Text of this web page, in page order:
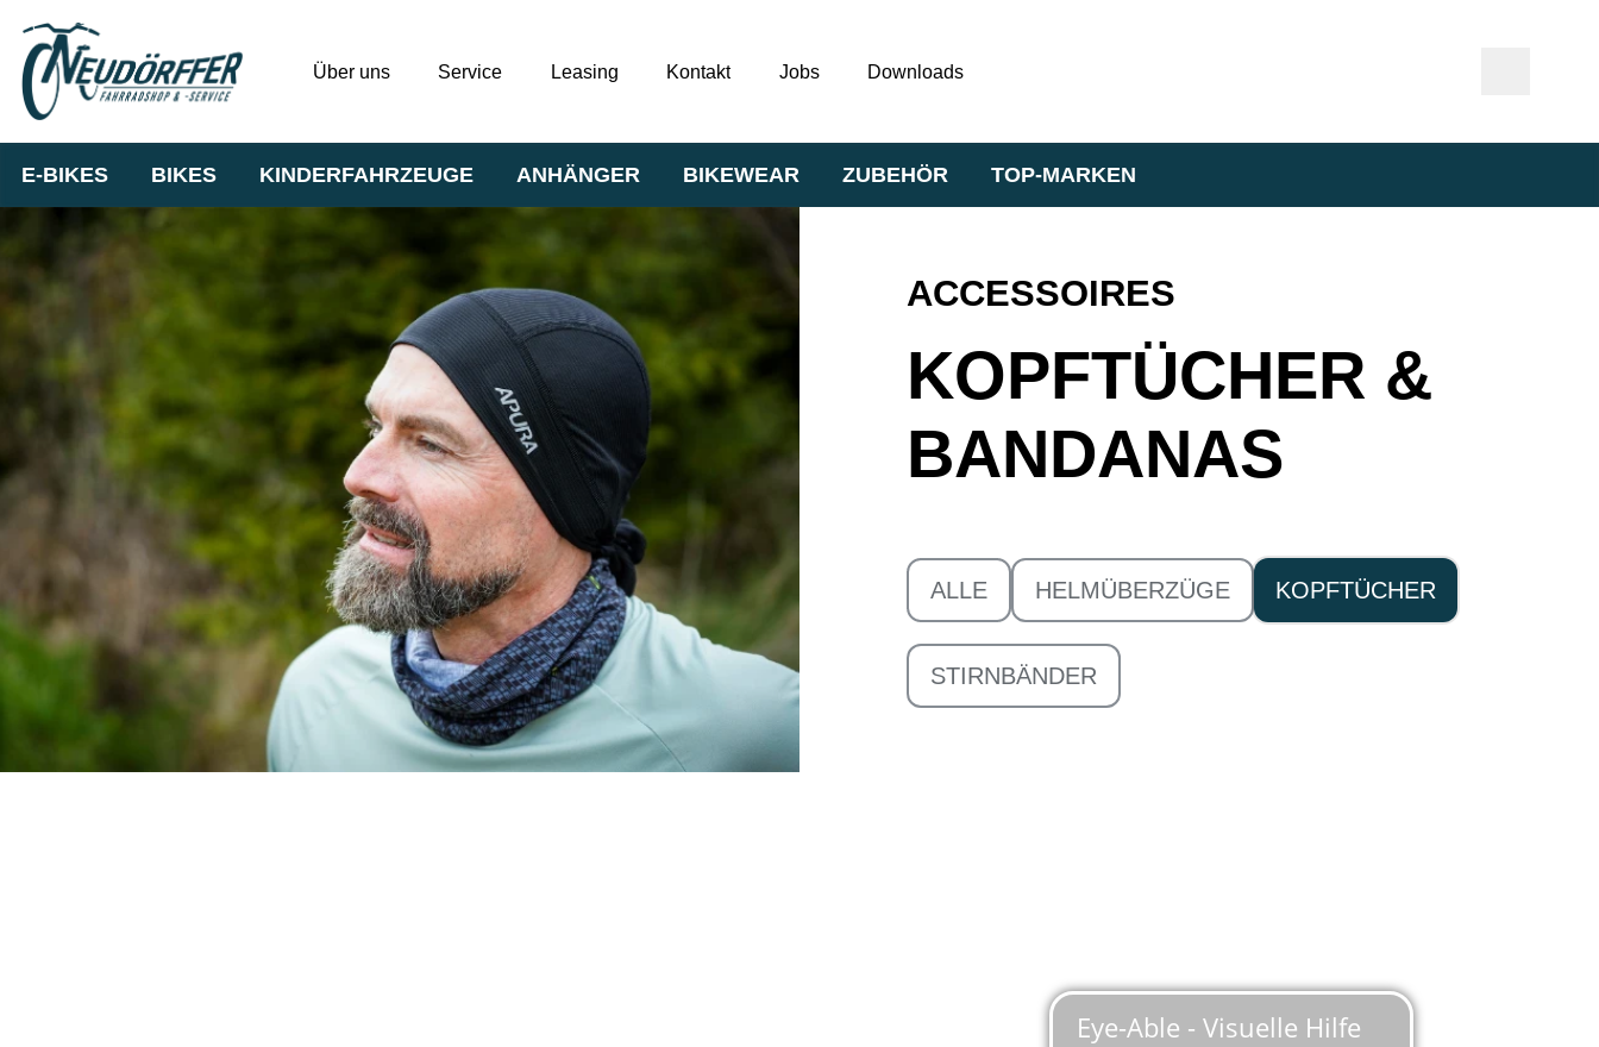
Über uns Service Leasing Kontakt Jobs Downloads
E-BIKES BIKES KINDERFAHRZEUGE ANHÄNGER BIKEWEAR ZUBEHÖR TOP-MARKEN
ACCESSOIRES
KOPFTÜCHER &
BANDANAS
ALLE HELMÜBERZÜGE KOPFTÜCHER
STIRNBÄNDER